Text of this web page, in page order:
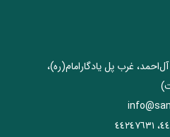
غرب پل يادگار‌امام(ره)‌،